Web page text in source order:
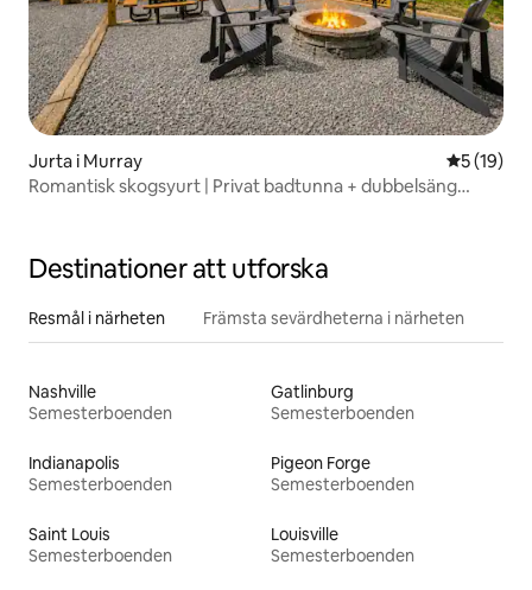
Jurta i Murray 5 av 5 i
5 (19)
Romantisk skogsyurt | Privat badtunna + dubbelsäng
Destinationer att utforska
Resmål i närheten Främsta sevärdheterna i närheten
Nashville
Semesterboenden
Gatlinburg
Semesterboenden
Indianapolis
Semesterboenden
Pigeon Forge
Semesterboenden
Saint Louis
Semesterboenden
Louisville
Semesterboenden